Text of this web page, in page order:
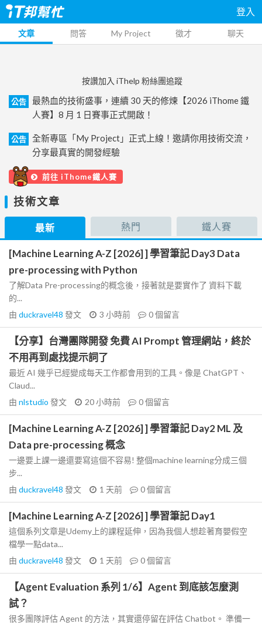
登入
文章 問答 My Project 徵才 聊天
按讚加入 iThelp 粉絲團追蹤
公告
最熱血的技術盛事，連續 30 天的修煉【2026 iThome 鐵
人賽】8 月 1 日賽事正式開啟！
公告
全新專區「My Project」正式上線！邀請你用技術交流，
分享最真實的開發經驗
前往 iThome鐵人賽
技術文章
最新 熱門 鐵人賽
[Machine Learning A-Z [2026] ] 學習筆記 Day3 Data
pre-processing with Python
了解Data Pre-processing的概念後，接著就是要實作了 資料下載
的...
由 duckravel48 發文 3 小時前 0個留言
【分享】台灣團隊開發 免費 AI Prompt 管理網站，終於
不用再到處找提示詞了
最近 AI 幾乎已經變成每天工作都會用到的工具。像是 ChatGPT、
Claud...
由 nlstudio 發文 20 小時前 0個留言
[Machine Learning A-Z [2026] ] 學習筆記 Day2 ML 及
Data pre-processing 概念
一邊要上課一邊還要寫這個不容易! 整個machine learning分成三個
步...
由 duckravel48 發文 1 天前 0個留言
[Machine Learning A-Z [2026] ] 學習筆記 Day1
這個系列文章是Udemy上的課程延伸，因為我個人想趁著育嬰假空
檔學一點data...
由 duckravel48 發文 1 天前 0個留言
【Agent Evaluation 系列 1/6】Agent 到底該怎麼測
試？
很多團隊評估 Agent 的方法，其實還停留在評估 Chatbot。 準備一